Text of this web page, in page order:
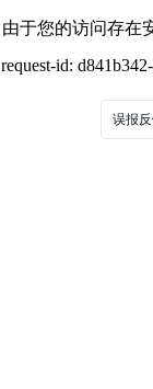
于您的访问存在
request-id:
误报